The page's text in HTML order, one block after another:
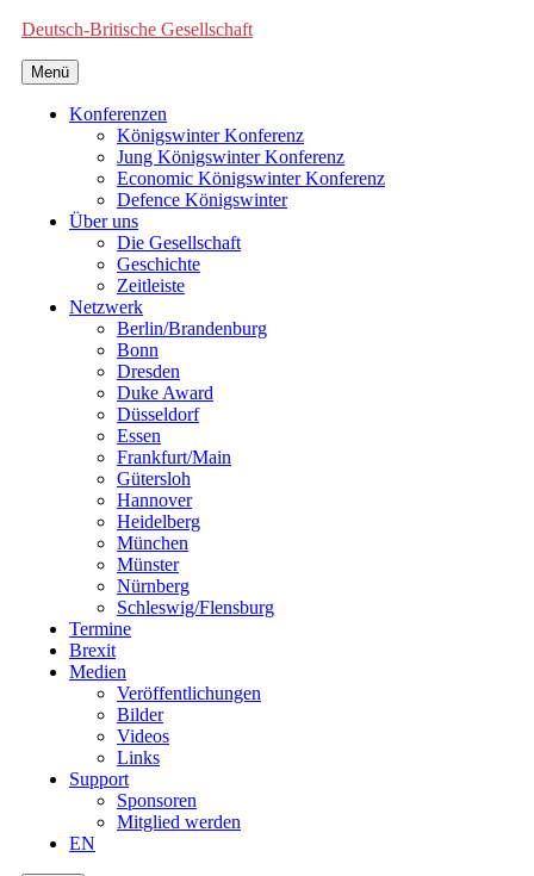
Deutsch-Britische Gesellschaft
Menü
Konferenzen
Königswinter Konferenz
Jung Königswinter Konferenz
Economic Königswinter Konferenz
Defence Königswinter
Über uns
Die Gesellschaft
Geschichte
Zeitleiste
Netzwerk
Berlin/Brandenburg
Bonn
Dresden
Duke Award
Düsseldorf
Essen
Frankfurt/Main
Gütersloh
Hannover
Heidelberg
München
Münster
Nürnberg
Schleswig/Flensburg
Termine
Brexit
Medien
Veröffentlichungen
Bilder
Videos
Links
Support
Sponsoren
Mitglied werden
EN